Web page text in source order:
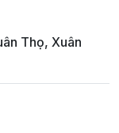
Thọ, Xuân